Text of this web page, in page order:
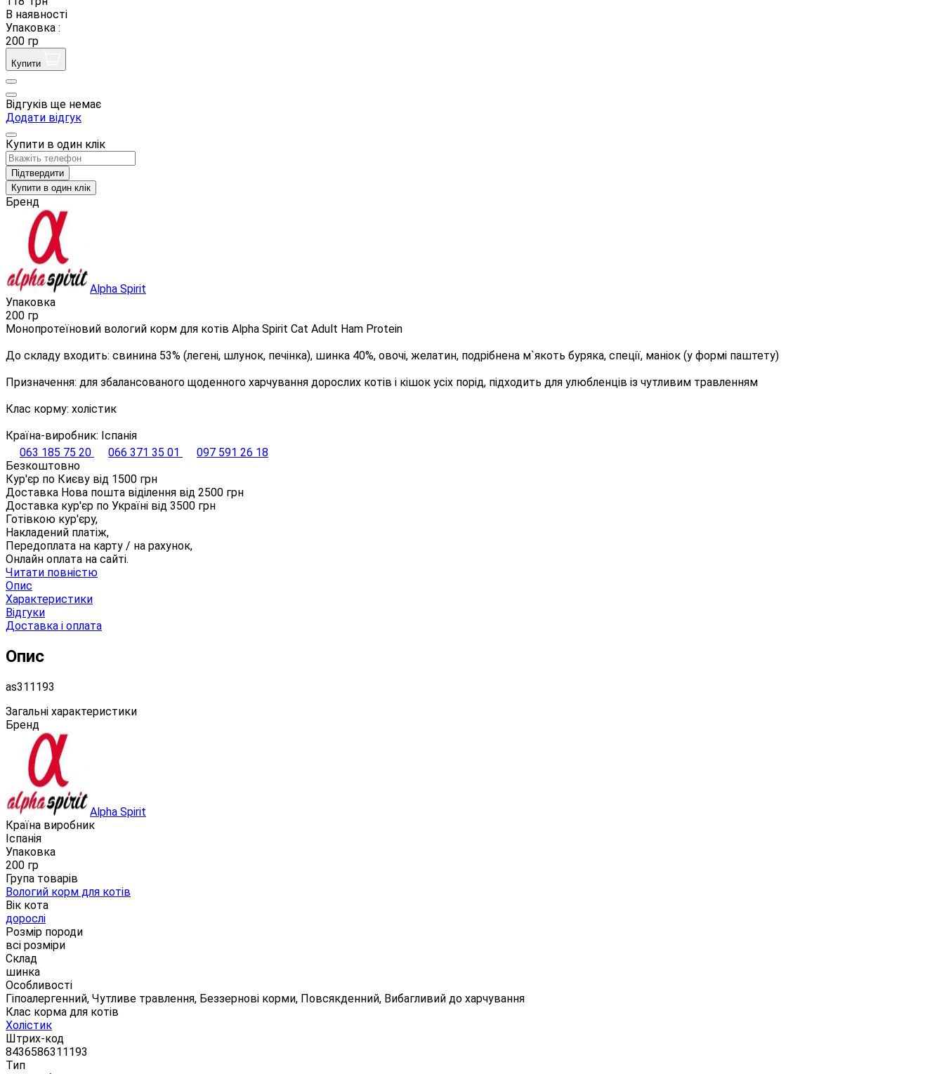
В наявності
Упаковка :
200 гр
Купити
Відгуків ще немає
Додати відгук
Купити в один клік
Підтвердити
Купити в один клік
Бренд
Alpha Spirit
Упаковка
200 гр
Монопротеїновий вологий корм для котів Alpha Spirit Cat Adult Ham Protein
До складу входить: свинина 53% (легені, шлунок, печінка), шинка 40%, овочі, желатин, подрібнена м`якоть буряка, спеції, маніок (у формі паштету)
Призначення: для збалансованого щоденного харчування дорослих котів і кішок усіх порід, підходить для улюбленців із чутливим травленням
Клас корму: холістик
Країна-виробник: Іспанія
063 185 75 20
066 371 35 01
097 591 26 18
Безкоштовно
Кур'єр по Києву від 1500 грн
Доставка Нова пошта віділення від 2500 грн
Доставка кур'єр по Україні від 3500 грн
Готівкою кур'єру,
Накладений платіж,
Передоплата на карту / на рахунок,
Онлайн оплата на сайті.
Читати повністю
Опис
Характеристики
Відгуки
Доставка і оплата
Опис
as311193
Загальні характеристики
Бренд
Alpha Spirit
Країна виробник
Іспанія
Упаковка
200 гр
Група товарів
Вологий корм для котів
Вік кота
дорослі
Розмір породи
всі розміри
Склад
шинка
Особливості
Гіпоалергенний, Чутливе травлення, Беззернові корми, Повсякденний, Вибагливий до харчування
Клас корма для котів
Холістик
Штрих-код
8436586311193
Тип